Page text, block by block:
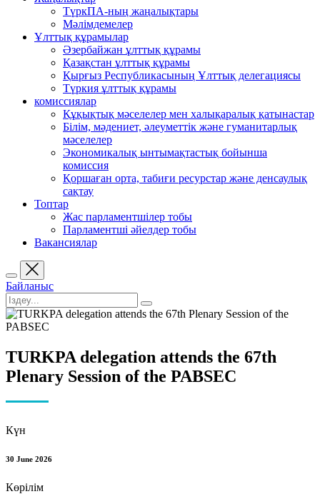
ТүркПА-ның жаңалықтары
Мәлімдемелер
Ұлттық құрамылар
Әзербайжан ұлттық құрамы
Қазақстан ұлттық құрамы
Қырғыз Республикасының Ұлттық делегациясы
Түркия ұлттық құрамы
комиссиялар
Құқықтық мәселелер мен халықаралық қатынастар
Білім, мәдениет, әлеуметтік және гуманитарлық
мәселелер
Экономикалық ынтымақтастық бойынша
комиссия
Қоршаған орта, табиғи ресурстар және денсаулық
сақтау
Топтар
Жас парламентшілер тобы
Парламентші әйелдер тобы
Вакансиялар
Байланыс
TURKPA delegation attends the 67th
Plenary Session of the PABSEC
Күн
30 June 2026
Көрілім